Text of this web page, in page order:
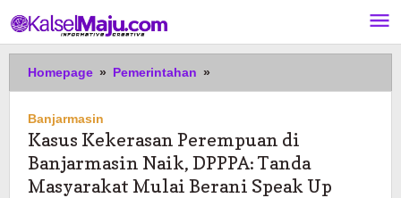
ke
konten
Homepage » Pemerintahan »
Kekerasan
Banjarmasin
Naik,
DPPPA:
Banjarmasin
Kasus Kekerasan Perempuan di
Banjarmasin Naik, DPPPA: Tanda
Masyarakat Mulai Berani Speak Up